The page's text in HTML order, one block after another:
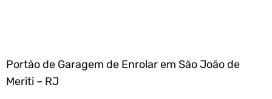
Portão de Garagem de Enrolar em São João de
Meriti – RJ